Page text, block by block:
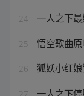
24 一人之下
25 悟空歌曲
26 狐妖小红
27 一人之下